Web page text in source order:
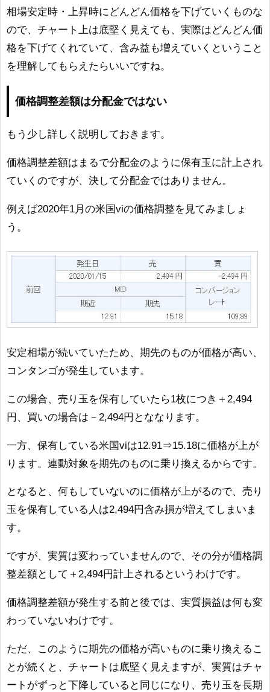
相場安定時・上昇時にどんどん価格を下げていくものな
ので、チャート上は底堅く見えても、実際はどんどん価
格を下げてくれていて、含み益も増えていくということ
を理解してもらえたらいいですね。
価格調整差額は分配金ではない
もう少し詳しく説明しておきます。
価格調整差額はまるで分配金のように保有玉に計上され
ていくのですが、決して分配金ではありません。
例えば2020年1月の米国viの価格調整を見てみましょ
う。
安定相場が続いていたため、期先のものが価格が高い、
コンタンゴが発生しています。
この場合、売り玉を保有していたら1枚につき＋2,494
円、買いの場合は－2,494円とななります。
一方、保有している米国viは12.91⇒15.18に価格が上が
ります。連動対象を期先のものに乗り換えるからです。
となると、何もしていないのに価格が上がるので、売り
玉を保有している人は2,494円含み損が増えてしまいま
す。
ですが、実質は変わっていませんので、その分が価格調
整差額として＋2,494円計上されるというわけです。
価格調整差額が発生する前と後では、実質損益は何も変
わっていないわけです。
ただ、このように期先の価格が高いものに乗り換えるこ
とが続くと、チャートは底堅く見えますが、実質はチャ
ートがずっと下降していると同じになり、売り玉を長期